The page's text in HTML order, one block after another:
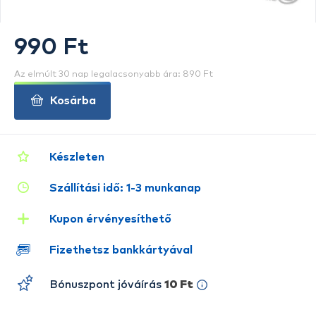
Készleten
Szállítási idő: 1-3 munkanap
Kupon érvényesíthető
Fizethetsz bankkártyával
Bónuszpont jóváírás 10 Ft
990 Ft
Az elmúlt 30 nap legalacsonyabb ára: 890 Ft
Kosárba